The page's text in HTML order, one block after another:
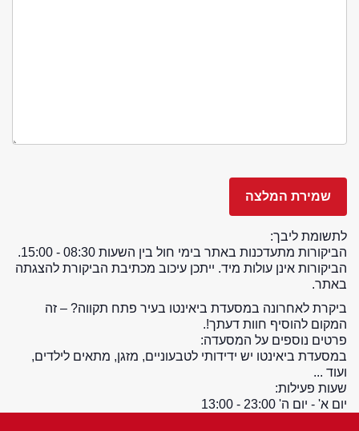
לתשומת ליבך:
הביקורות מתעדכנות באתר בימי חול בין השעות 08:30 - 15:00.
הביקורות אינן עולות מיד. ייתכן עיכוב מכתיבת הביקורת להצגתה
באתר.
ביקרת לאחרונה במסעדת ביאינטו בעיר פתח תקווה? – זה
המקום להוסיף חוות דעתך!.
פרטים נוספים על המסעדה:
במסעדת ביאינטו יש ידידותי לטבעוניים, מזגן, מתאים לילדים,
ועוד ...
שעות פעילות:
יום א' - יום ה' 23:00 - 13:00